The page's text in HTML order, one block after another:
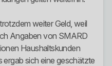
weiter Geld, weil
Angaben von SMARD
Haushaltskunden
ergab sich eine geschätzte